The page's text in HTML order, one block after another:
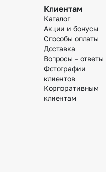
Клиентам
Каталог
Акции и бонусы
Способы оплаты
Доставка
Вопросы – ответы
Фотографии
клиентов
Корпоративным
клиентам